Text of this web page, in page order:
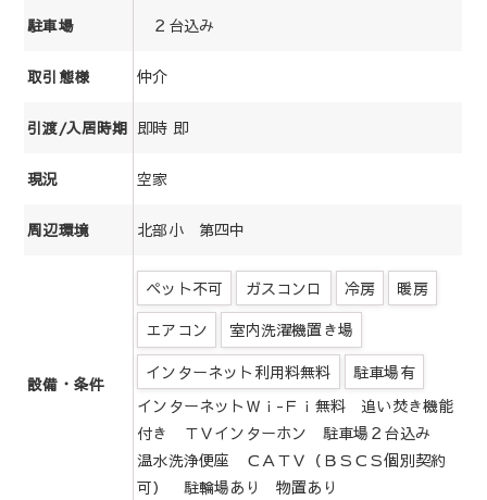
駐車場 ２台込み
取引態様 仲介
引渡/入居時期 即時 即
現況 空家
周辺環境 北部小 第四中
設備・条件
ペット不可 ガスコンロ 冷房
暖房
エアコン
室内洗濯機置き場
インターネット利用料無料
駐車場有
インターネットＷｉ-Ｆｉ無料 追い焚き機能
付き ＴＶインターホン 駐車場２台込み
温水洗浄便座 ＣＡＴＶ（ＢＳＣＳ個別契約
可） 駐輪場あり 物置あり